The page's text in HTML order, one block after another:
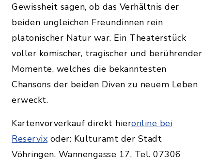
Gewissheit sagen, ob das Verhältnis der
beiden ungleichen Freundinnen rein
platonischer Natur war. Ein Theaterstück
voller komischer, tragischer und berührender
Momente, welches die bekanntesten
Chansons der beiden Diven zu neuem Leben
erweckt.
Kartenvorverkauf direkt hieronline bei
Reservix oder: Kulturamt der Stadt
Vöhringen, Wannengasse 17, Tel. 07306